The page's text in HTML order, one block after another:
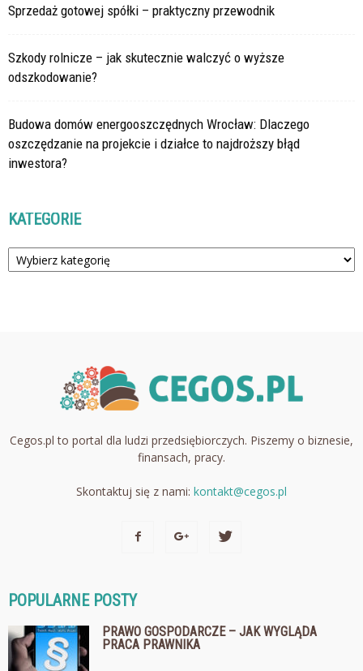
Sprzedaż gotowej spółki – praktyczny przewodnik
Szkody rolnicze – jak skutecznie walczyć o wyższe
odszkodowanie?
Budowa domów energooszczędnych Wrocław: Dlaczego
oszczędzanie na projekcie i działce to najdroższy błąd
inwestora?
KATEGORIE
Kategorie
Cegos.pl to portal dla ludzi przedsiębiorczych. Piszemy o biznesie,
finansach, pracy.
Skontaktuj się z nami: kontakt@cegos.pl
POPULARNE POSTY
PRAWO GOSPODARCZE – JAK WYGLĄDA
PRACA PRAWNIKA